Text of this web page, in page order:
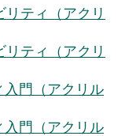
ティ（アクリ
ティ（アクリ
門（アクリル
門（アクリル